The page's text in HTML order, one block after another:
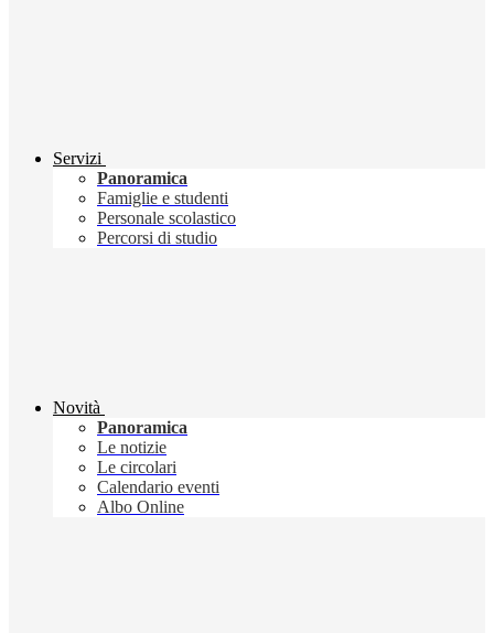
Servizi
Panoramica
Famiglie e studenti
Personale scolastico
Percorsi di studio
Novità
Panoramica
Le notizie
Le circolari
Calendario eventi
Albo Online